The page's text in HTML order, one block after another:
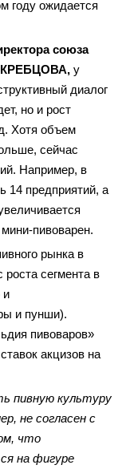
году ожидается
союза
у
диалог
но и рост
Хотя объем
сейчас
Например, в
14 предприятий, а
пивоварен.
рынка в
сегмента в
и
и пунши).
пивоваров»
акцизов на
пивную культуру
не согласен с
что
на фигуре